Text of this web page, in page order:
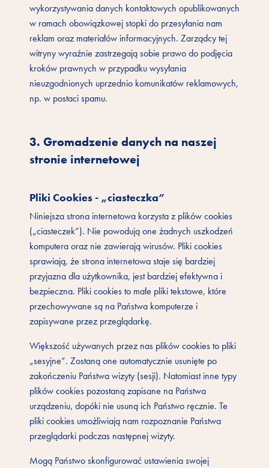
wykorzystywania danych kontaktowych opublikowanych
w ramach obowiązkowej stopki do przesyłania nam
reklam oraz materiałów informacyjnych. Zarządcy tej
witryny wyraźnie zastrzegają sobie prawo do podjęcia
kroków prawnych w przypadku wysyłania
nieuzgodnionych uprzednio komunikatów reklamowych,
np. w postaci spamu.
3. Gromadzenie danych na naszej
stronie internetowej
Pliki Cookies - „ciasteczka”
Niniejsza strona internetowa korzysta z plików cookies
(„ciasteczek”). Nie powodują one żadnych uszkodzeń
komputera oraz nie zawierają wirusów. Pliki cookies
sprawiają, że strona internetowa staje się bardziej
przyjazna dla użytkownika, jest bardziej efektywna i
bezpieczna. Pliki cookies to małe pliki tekstowe, które
przechowywane są na Państwa komputerze i
zapisywane przez przeglądarkę.
Większość używanych przez nas plików cookies to pliki
„sesyjne”. Zostaną one automatycznie usunięte po
zakończeniu Państwa wizyty (sesji). Natomiast inne typy
plików cookies pozostaną zapisane na Państwa
urządzeniu, dopóki nie usuną ich Państwo ręcznie. Te
pliki cookies umożliwiają nam rozpoznanie Państwa
przeglądarki podczas następnej wizyty.
Mogą Państwo skonfigurować ustawienia swojej